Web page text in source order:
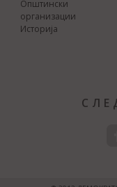
Општински
организации
Историја